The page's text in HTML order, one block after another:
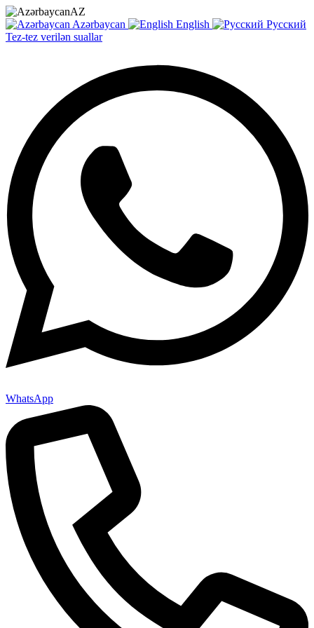
AZ
Azərbaycan
English
Русский
Tez-tez verilən suallar
WhatsApp